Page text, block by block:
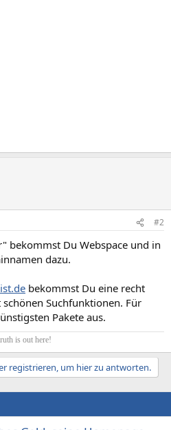
#2
bekommst Du Webspace und in
dazu.
bekommst Du eine recht
Suchfunktionen. Für
Pakete aus.
is out here!​
registrieren, um hier zu antworten.